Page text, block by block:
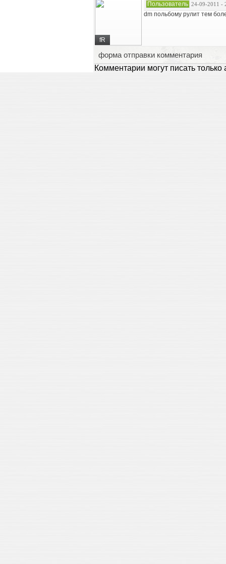
fR
Пользователь 24-09-2011 -
dm польбому рулит тем
форма отправки комментария
Комментарии могут писать